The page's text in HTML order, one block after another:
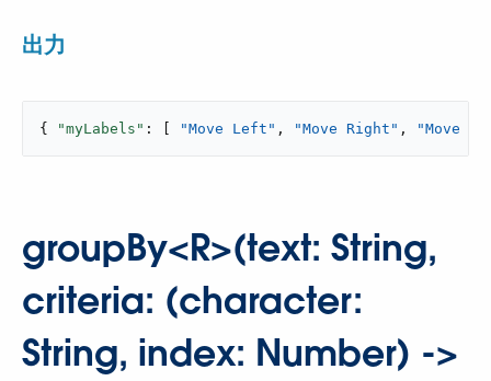
出力
{ "myLabels" : [ "Move Left" , "Move Right" , "Move
groupBy<R>(text: String,
criteria: (character:
String, index: Number) ->